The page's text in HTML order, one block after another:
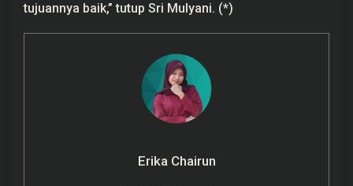
tujuannya baik,” tutup Sri Mulyani. (*)
Erika Chairun